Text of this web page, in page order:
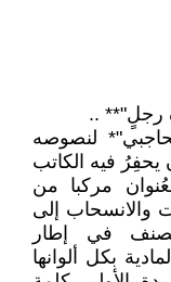
رجلٍ"** ..
لنصوصه
يحفِرُ فيه الكاتب
مركبا من
والانسحاب إلى
في إطار
بكل ألوانها